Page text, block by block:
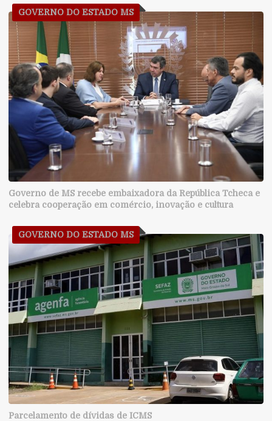
GOVERNO DO ESTADO MS
Governo de MS recebe embaixadora da República Tcheca e
celebra cooperação em comércio, inovação e cultura
GOVERNO DO ESTADO MS
Parcelamento de dívidas de ICMS